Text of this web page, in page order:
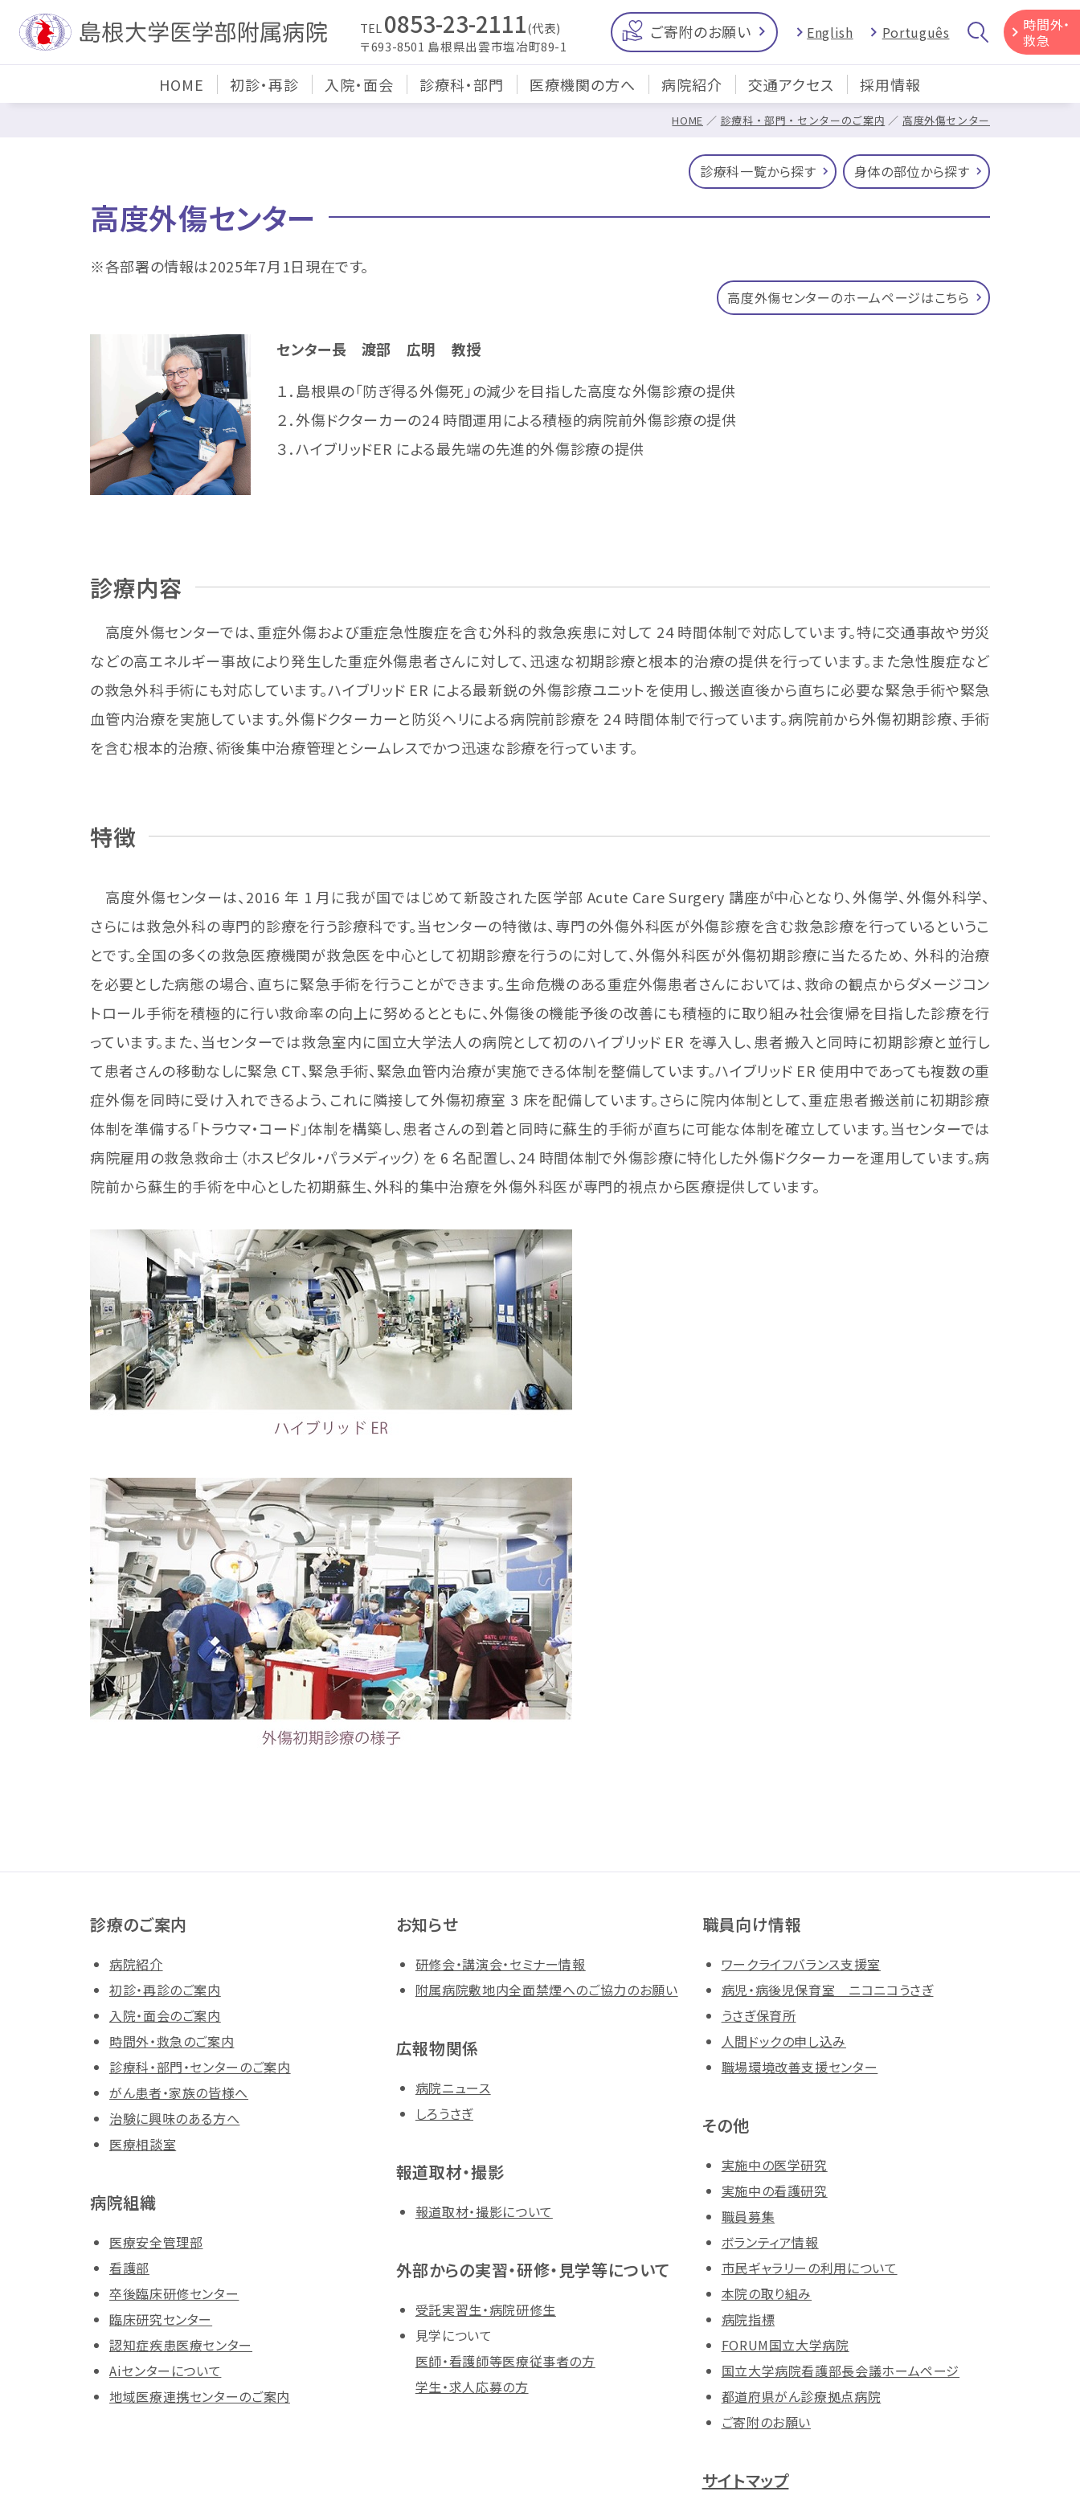
TEL 0853-23-2111(代表)
〒693-8501 島根県出雲市塩冶町89-1
ご寄附のお願い English Português
時間外・
救急
HOME 初診・再診 入院・面会 診療科・部門 医療機関の方へ 病院紹介 交通アクセス 採用情報
HOME 診療科・部門・センターのご案内 高度外傷センター
診療科一覧から探す 身体の部位から探す
高度外傷センター
※各部署の情報は2025年7月1日現在です。
高度外傷センターのホームページはこちら
センター長 渡部 広明 教授
１．島根県の「防ぎ得る外傷死」の減少を目指した高度な外傷診療の提供
２．外傷ドクターカーの24 時間運用による積極的病院前外傷診療の提供
３．ハイブリッドER による最先端の先進的外傷診療の提供
診療内容
高度外傷センターでは、重症外傷および重症急性腹症を含む外科的救急疾患に対して 24 時間体制で対応しています。特に交通事故や労災
などの高エネルギー事故により発生した重症外傷患者さんに対して、迅速な初期診療と根本的治療の提供を行っています。また急性腹症など
の救急外科手術にも対応しています。ハイブリッド ER による最新鋭の外傷診療ユニットを使用し、搬送直後から直ちに必要な緊急手術や緊急
血管内治療を実施しています。外傷ドクターカーと防災ヘリによる病院前診療を 24 時間体制で行っています。病院前から外傷初期診療、手術
を含む根本的治療、術後集中治療管理とシームレスでかつ迅速な診療を行っています。
特徴
高度外傷センターは、2016 年 1 月に我が国ではじめて新設された医学部 Acute Care Surgery 講座が中心となり、外傷学、外傷外科学、
さらには救急外科の専門的診療を行う診療科です。当センターの特徴は、専門の外傷外科医が外傷診療を含む救急診療を行っているというこ
とです。全国の多くの救急医療機関が救急医を中心として初期診療を行うのに対して、外傷外科医が外傷初期診療に当たるため､ 外科的治療
を必要とした病態の場合、直ちに緊急手術を行うことができます。生命危機のある重症外傷患者さんにおいては、救命の観点からダメージコン
トロール手術を積極的に行い救命率の向上に努めるとともに、外傷後の機能予後の改善にも積極的に取り組み社会復帰を目指した診療を行
っています。また、当センターでは救急室内に国立大学法人の病院として初のハイブリッド ER を導入し、患者搬入と同時に初期診療と並行し
て患者さんの移動なしに緊急 CT、緊急手術、緊急血管内治療が実施できる体制を整備しています。ハイブリッド ER 使用中であっても複数の重
症外傷を同時に受け入れできるよう、これに隣接して外傷初療室 3 床を配備しています。さらに院内体制として、重症患者搬送前に初期診療
体制を準備する「トラウマ・コード」体制を構築し、患者さんの到着と同時に蘇生的手術が直ちに可能な体制を確立しています。当センターでは
病院雇用の救急救命士（ホスピタル・パラメディック）を 6 名配置し、24 時間体制で外傷診療に特化した外傷ドクターカーを運用しています。病
院前から蘇生的手術を中心とした初期蘇生、外科的集中治療を外傷外科医が専門的視点から医療提供しています。
診療のご案内
病院紹介
初診・再診のご案内
入院・面会のご案内
時間外・救急のご案内
診療科・部門・センターのご案内
がん患者・家族の皆様へ
治験に興味のある方へ
医療相談室
病院組織
医療安全管理部
看護部
卒後臨床研修センター
臨床研究センター
認知症疾患医療センター
Aiセンターについて
地域医療連携センターのご案内
お知らせ
研修会・講演会・セミナー情報
附属病院敷地内全面禁煙へのご協力のお願い
広報物関係
病院ニュース
しろうさぎ
報道取材・撮影
報道取材・撮影について
外部からの実習・研修・見学等について
受託実習生・病院研修生
見学について
医師・看護師等医療従事者の方
学生・求人応募の方
職員向け情報
ワークライフバランス支援室
病児・病後児保育室 ニコニコうさぎ
うさぎ保育所
人間ドックの申し込み
職場環境改善支援センター
その他
実施中の医学研究
実施中の看護研究
職員募集
ボランティア情報
市民ギャラリーの利用について
本院の取り組み
病院指標
FORUM国立大学病院
国立大学病院看護部長会議ホームページ
都道府県がん診療拠点病院
ご寄附のお願い
サイトマップ